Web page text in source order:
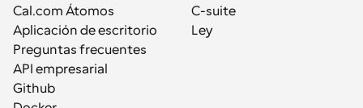
Cal.com Átomos
Aplicación de escritorio
Preguntas frecuentes
API empresarial
Github
C-suite
Ley